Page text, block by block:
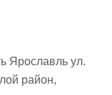
Ярославль ул.
район,